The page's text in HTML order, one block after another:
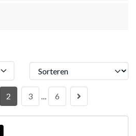
Sorteren
2 3 … 6